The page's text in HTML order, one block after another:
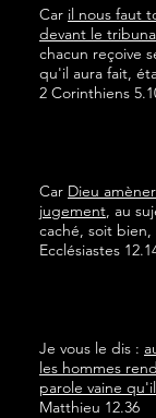
Car il nous faut
devant le
chacun reçoive
qu'il aura fait,
2 Corinthiens
Car Dieu
jugement, au
caché, soit bien,
Ecclésiastes
Je vous le dis :
les hommes
parole vaine
Matthieu 12.36